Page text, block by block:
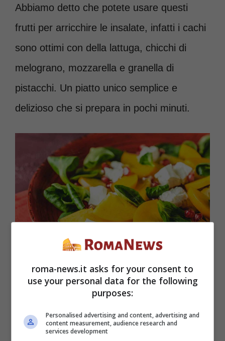
Abbiamo detto che potete usare questi
frutti per arricchire le insalate, infatti i cachi
sono ottimi con della lattuga, chicchi di
melograno, mozzarella e granella di
pistacchi. Un piatto unico semplice e
delizioso che si prepara in pochi minuti.
Ricette facili con i cachi: l’insalata con melograno e
mozzarella – roma-news.it
Per un gustoso antipasto potete realizzare
roma-news.it asks for your consent to
use your personal data for the following
purposes:
Personalised advertising and content, advertising and
content measurement, audience research and
services development